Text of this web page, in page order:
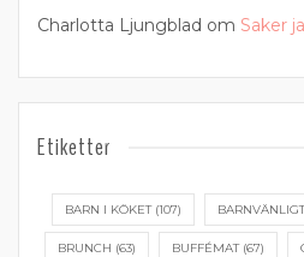
Charlotta Ljungblad om Saker
Etiketter
BARN I KÖKET(107) BARNVÄNLIGT
BRUNCH (63) BUFFÉMAT(67)